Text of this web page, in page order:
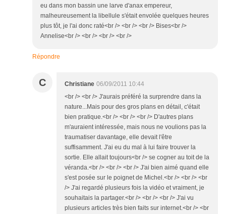
eu dans mon bassin une larve d'anax empereur,
malheureusement la libellule s'était envolée quelques heures
plus tôt, je l'ai donc raté<br /> <br /> <br /> Bises<br />
Annelise<br /> <br /> <br /> <br />
Répondre
C Christiane 06/09/2011 10:44
<br /> <br /> J'aurais préféré la surprendre dans la
nature...Mais pour des gros plans en détail, c'était
bien pratique.<br /> <br /> <br /> D'autres plans
m'auraient intéressée, mais nous ne voulions pas la
traumatiser davantage, elle devait l'être
suffisamment. J'ai eu du mal à lui faire trouver la
sortie. Elle allait toujours<br /> se cogner au toit de la
véranda.<br /> <br /> <br /> J'ai bien aimé quand elle
s'est posée sur le poignet de Michel.<br /> <br /> <br
/> J'ai regardé plusieurs fois la vidéo et vraiment, je
souhaitais la partager.<br /> <br /> <br /> J'ai vu
plusieurs articles très bien faits sur internet.<br /> <br